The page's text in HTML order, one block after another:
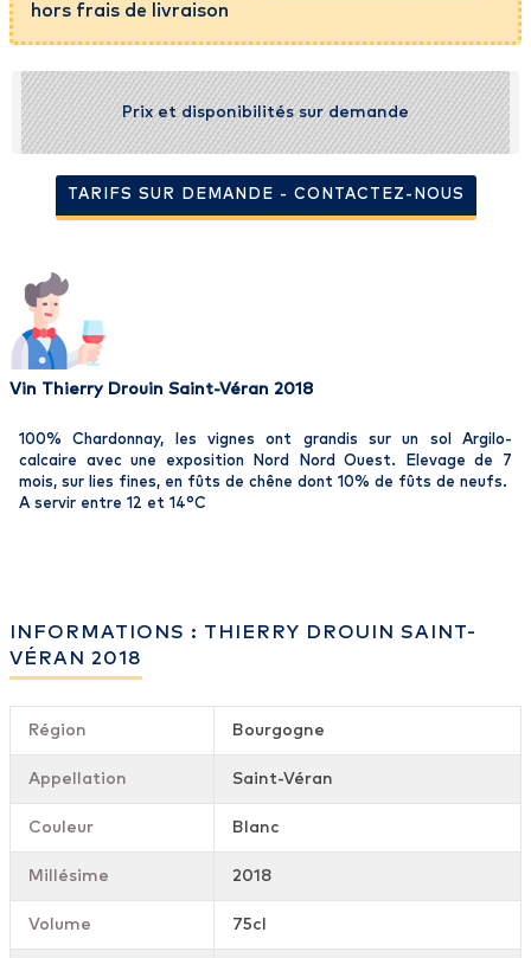
hors frais de livraison
Prix et disponibilités sur demande
TARIFS SUR DEMANDE - CONTACTEZ-NOUS
Vin Thierry Drouin Saint-Véran 2018
100% Chardonnay, les vignes ont grandis sur un sol Argilo-
calcaire avec une exposition Nord Nord Ouest. Elevage de 7
mois, sur lies fines, en fûts de chêne dont 10% de fûts de neufs.
A servir entre 12 et 14°C
INFORMATIONS : THIERRY DROUIN SAINT-
VÉRAN 2018
Région Bourgogne
Appellation Saint-Véran
Couleur Blanc
Millésime 2018
Volume 75cl